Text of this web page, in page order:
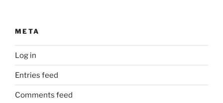
META
Log in
Entries feed
Comments feed